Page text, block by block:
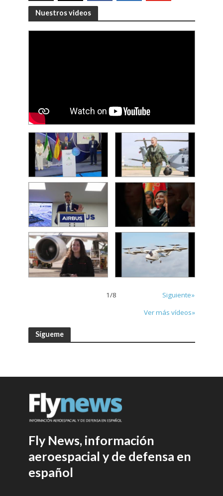
Nuestros videos
1/8
Siguiente»
Ver más vídeos»
Sígueme
Fly News, información
aeroespacial y de defensa en
español